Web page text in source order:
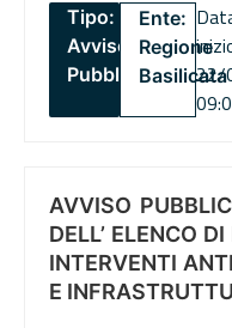
Tipo:
Avviso
Pubblico
Ente:
Regione
Basilicata
22/
AVVISO
DELL’ ELENCO
INTERVENTI
E